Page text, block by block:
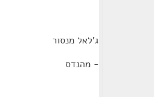
ג'לאל מנסור
- מהנדס